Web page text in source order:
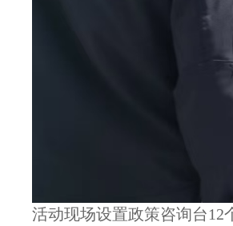
活动现场设置政策咨询台12